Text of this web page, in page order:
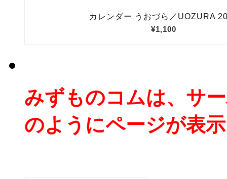
みずものコムは、サ
のようにページが表